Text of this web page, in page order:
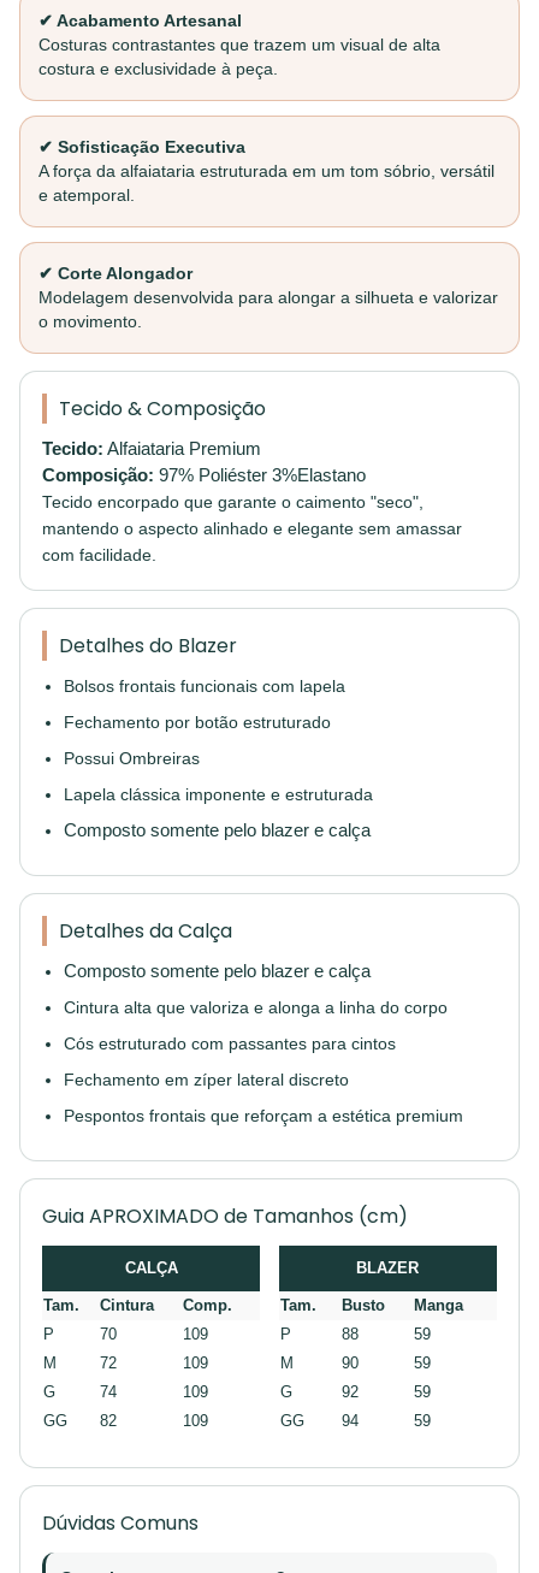
✔ Acabamento Artesanal
Costuras contrastantes que trazem um visual de alta
costura e exclusividade à peça.
✔ Sofisticação Executiva
A força da alfaiataria estruturada em um tom sóbrio, versátil
e atemporal.
✔ Corte Alongador
Modelagem desenvolvida para alongar a silhueta e valorizar
o movimento.
Tecido & Composição
Tecido: Alfaiataria Premium
Composição: 97% Poliéster 3%Elastano
Tecido encorpado que garante o caimento "seco",
mantendo o aspecto alinhado e elegante sem amassar
com facilidade.
Detalhes do Blazer
Bolsos frontais funcionais com lapela
Fechamento por botão estruturado
Possui Ombreiras
Lapela clássica imponente e estruturada
Composto somente pelo blazer e calça
Detalhes da Calça
Composto somente pelo blazer e calça
Cintura alta que valoriza e alonga a linha do corpo
Cós estruturado com passantes para cintos
Fechamento em zíper lateral discreto
Pespontos frontais que reforçam a estética premium
Guia APROXIMADO de Tamanhos (cm)
CALÇA
Tam. Cintura
Comp.
P
70
109
M
72
109
G
74
109
GG
82 109
BLAZER
Tam. Busto
Manga
P
88
59
M
90
59
G
92
59
GG
94 59
Dúvidas Comuns